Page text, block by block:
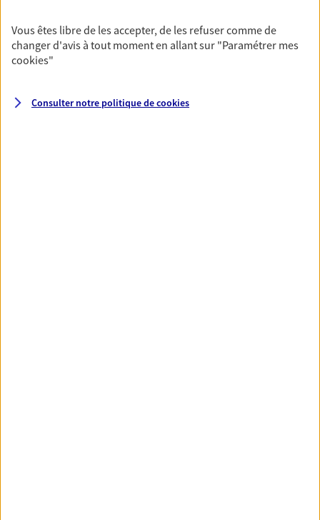
Couvrez vos dépenses de santé ainsi que celles de
votre famille avec la complémentaire santé qui
vous ressemble.
Prévoyance
Vous êtes libre de les accepter, de les refuser comme de
changer d'avis à tout moment en allant sur "Paramétrer mes
cookies"
Consulter notre politique decookies